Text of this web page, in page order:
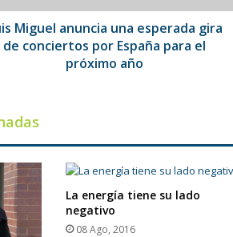
Miguel anuncia una esperada gira
de conciertos por España para el
próximo año
La energía tiene su lado
negativo
08 Ago, 2016